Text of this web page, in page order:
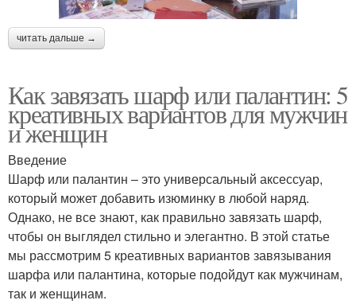
читать дальше →
Как завязать шарф или палантин: 5
креативных вариантов для мужчин
и женщин
Введение
Шарф или палантин – это универсальный аксессуар,
который может добавить изюминку в любой наряд.
Однако, не все знают, как правильно завязать шарф,
чтобы он выглядел стильно и элегантно. В этой статье
мы рассмотрим 5 креативных вариантов завязывания
шарфа или палантина, которые подойдут как мужчинам,
так и женщинам.